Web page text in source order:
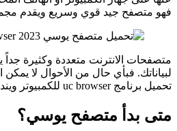
فهو متصفح جيد قوي وسريع ويقدم
متصفحات الانترنت متعددة وكثيرة
لبياناتك. فبأي حال من الأحوال لا
تحميل برنامج uc browser للكمبيوتر ويندوز 7 والذي يعتبر أحد أهم هذه البرامج محققاً نجاحاً كبيراً ورواجاً واسعاً.
متى بدأ متصفح يوسي؟